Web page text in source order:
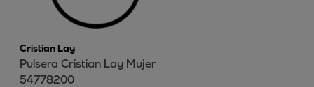
Cristian Lay
Pulsera Cristian Lay Mujer
54778200